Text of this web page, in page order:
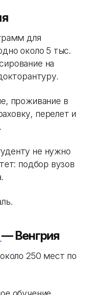
для
около 5 тыс.
на
проживание в
перелет и
не нужно
подбор вузов
— Венгрия
250 мест по